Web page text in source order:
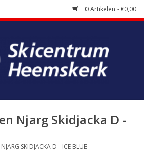
0 Artikelen - €0,00
Njarg Skidjacka D -
NJARG SKIDJACKA D - ICE BLUE